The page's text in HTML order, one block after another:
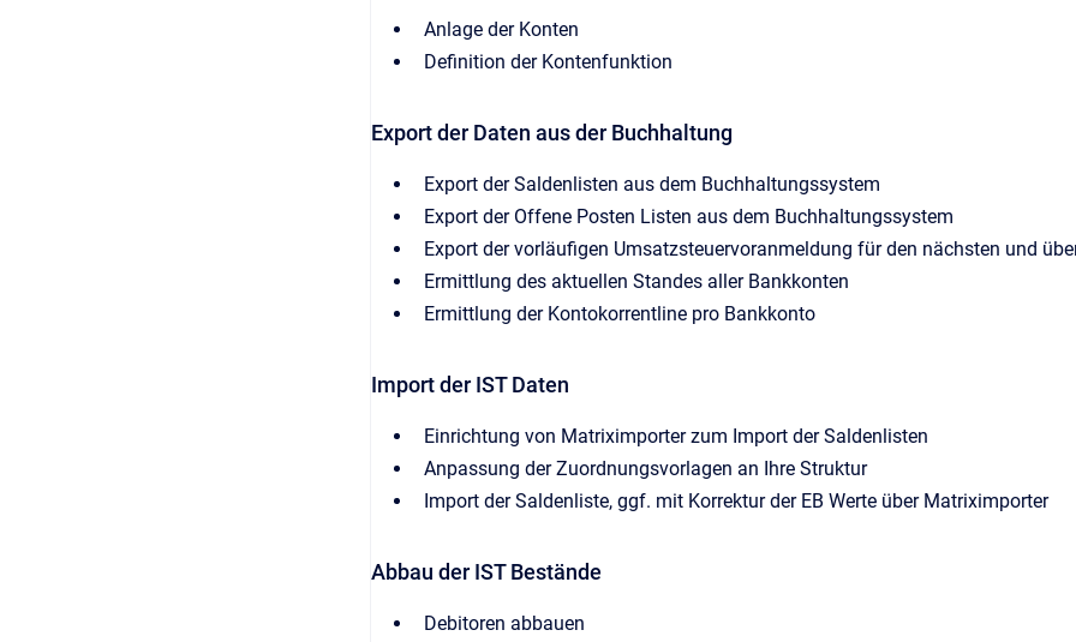
Anlage der Konten
Definition der Kontenfunktion
Export der Daten aus der Buchhaltung
Export der Saldenlisten aus dem Buchhaltungssystem
Export der Offene Posten Listen aus dem Buchhaltungssystem
Export der vorläufigen Umsatzsteuervoranmeldung für den nächsten und
Ermittlung des aktuellen Standes aller Bankkonten
Ermittlung der Kontokorrentline pro Bankkonto
Import der IST Daten
Einrichtung von Matriximporter zum Import der Saldenlisten
Anpassung der Zuordnungsvorlagen an Ihre Struktur
Import der Saldenliste, ggf. mit Korrektur der EB Werte über Matriximporter
Abbau der IST Bestände
Debitoren abbauen